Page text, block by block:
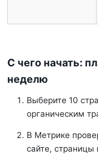
С чего начать:
неделю
Выберите 10
органическим
В Метрике
сайте, страницы